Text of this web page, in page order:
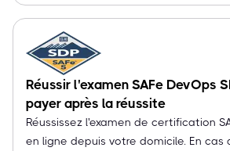
Réussir l'examen SAFe DevOps
payer après la réussite
Réussissez l'examen de certification
en ligne depuis votre domicile. En cas